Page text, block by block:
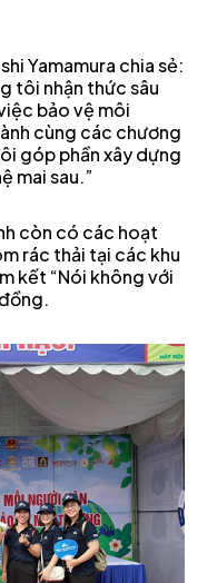
Yamamura chia sẻ:
tôi nhận thức sâu
bảo vệ môi
cùng các chương
góp phần xây dựng
hệ mai sau.”
còn có các hoạt
rác thải tại các khu
kết “Nói không với